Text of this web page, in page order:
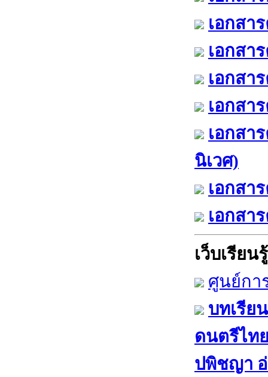
เอกสา
เอกสา
เอกสา
เอกสา
เอกสา
นิเวศ)
เอกสา
เอกสา
เว็บเรียนรู้
ศูนย์กา
บทเรีย
ดนตรีไท
ปพิชญา​ อ่